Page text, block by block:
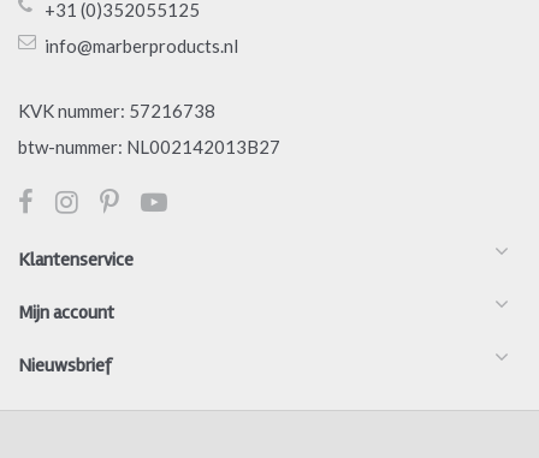
+31 (0)352055125
info@marberproducts.nl
KVK nummer: 57216738
btw-nummer: NL002142013B27
Klantenservice
Mijn account
Nieuwsbrief